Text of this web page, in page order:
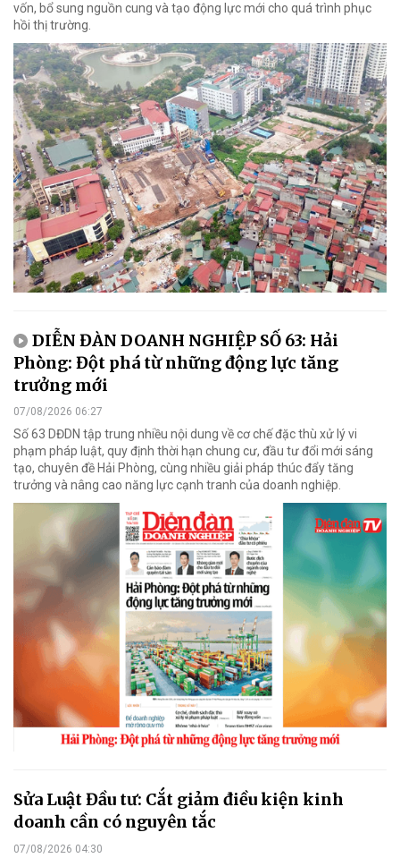
vốn, bổ sung nguồn cung và tạo động lực mới cho quá trình phục
hồi thị trường.
DIỄN ĐÀN DOANH NGHIỆP SỐ 63: Hải
Phòng: Đột phá từ những động lực tăng
trưởng mới
07/08/2026 06:27
Số 63 DĐDN tập trung nhiều nội dung về cơ chế đặc thù xử lý vi
phạm pháp luật, quy định thời hạn chung cư, đầu tư đổi mới sáng
tạo, chuyên đề Hải Phòng, cùng nhiều giải pháp thúc đẩy tăng
trưởng và nâng cao năng lực cạnh tranh của doanh nghiệp.
Sửa Luật Đầu tư: Cắt giảm điều kiện kinh
doanh cần có nguyên tắc
07/08/2026 04:30